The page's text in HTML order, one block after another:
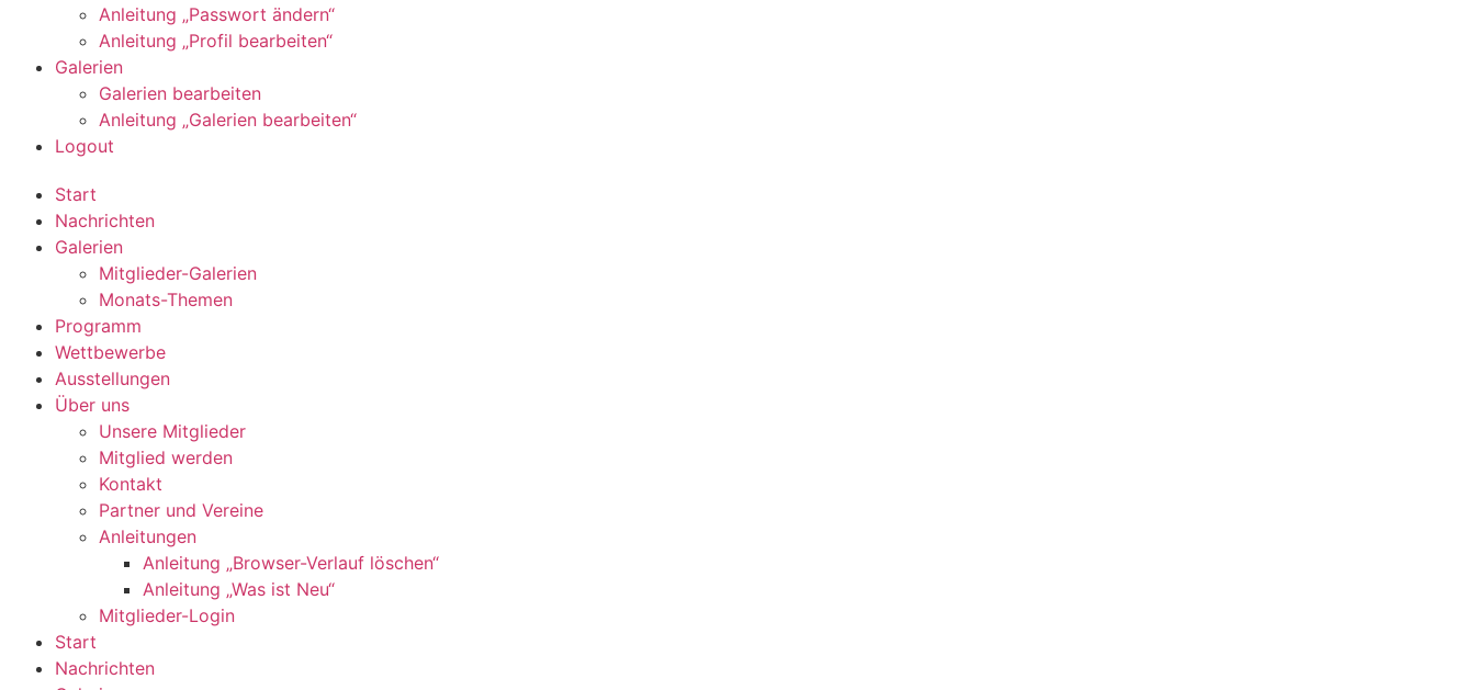
Anleitung „Passwort ändern“
Anleitung „Profil bearbeiten“
Galerien
Galerien bearbeiten
Anleitung „Galerien bearbeiten“
Logout
Start
Nachrichten
Galerien
Mitglieder-Galerien
Monats-Themen
Programm
Wettbewerbe
Ausstellungen
Über uns
Unsere Mitglieder
Mitglied werden
Kontakt
Partner und Vereine
Anleitungen
Anleitung „Browser-Verlauf löschen“
Anleitung „Was ist Neu“
Mitglieder-Login
Start
Nachrichten